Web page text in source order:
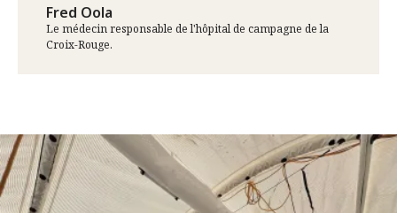
Fred Oola
Le médecin responsable de l'hôpital de campagne de la
Croix-Rouge.